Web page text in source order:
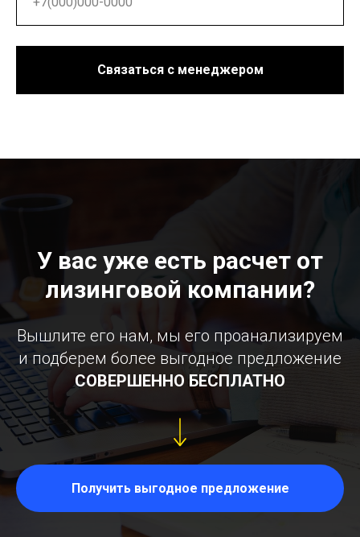
Связаться с менеджером
У вас уже есть расчет от
лизинговой компании?
Вышлите его нам, мы его проанализируем
и подберем более выгодное предложение
СОВЕРШЕННО БЕСПЛАТНО
Получить выгодное предложение